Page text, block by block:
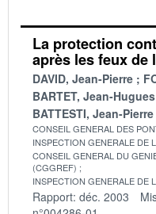
La protection
après les feux de
DAVID, Jean-Pierre
BARTET, Jean-Hugues
BATTESTI, Jean-Pierre
CONSEIL GENERAL DES
INSPECTION GENERALE DE
CONSEIL GENERAL DU
(CGGREF)
INSPECTION GENERALE DE
Rapport: déc. 2003